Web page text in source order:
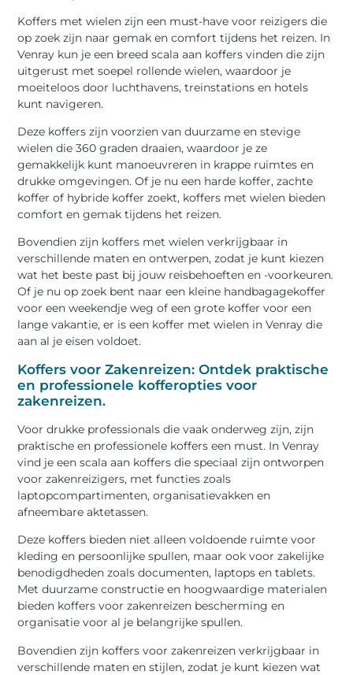
Koffers met wielen zijn een must-have voor reizigers die
op zoek zijn naar gemak en comfort tijdens het reizen. In
Venray kun je een breed scala aan koffers vinden die zijn
uitgerust met soepel rollende wielen, waardoor je
moeiteloos door luchthavens, treinstations en hotels
kunt navigeren.
Deze koffers zijn voorzien van duurzame en stevige
wielen die 360 graden draaien, waardoor je ze
gemakkelijk kunt manoeuvreren in krappe ruimtes en
drukke omgevingen. Of je nu een harde koffer, zachte
koffer of hybride koffer zoekt, koffers met wielen bieden
comfort en gemak tijdens het reizen.
Bovendien zijn koffers met wielen verkrijgbaar in
verschillende maten en ontwerpen, zodat je kunt kiezen
wat het beste past bij jouw reisbehoeften en -voorkeuren.
Of je nu op zoek bent naar een kleine handbagagekoffer
voor een weekendje weg of een grote koffer voor een
lange vakantie, er is een koffer met wielen in Venray die
aan al je eisen voldoet.
Koffers voor Zakenreizen: Ontdek praktische
en professionele kofferopties voor
zakenreizen.
Voor drukke professionals die vaak onderweg zijn, zijn
praktische en professionele koffers een must. In Venray
vind je een scala aan koffers die speciaal zijn ontworpen
voor zakenreizigers, met functies zoals
laptopcompartimenten, organisatievakken en
afneembare aktetassen.
Deze koffers bieden niet alleen voldoende ruimte voor
kleding en persoonlijke spullen, maar ook voor zakelijke
benodigdheden zoals documenten, laptops en tablets.
Met duurzame constructie en hoogwaardige materialen
bieden koffers voor zakenreizen bescherming en
organisatie voor al je belangrijke spullen.
Bovendien zijn koffers voor zakenreizen verkrijgbaar in
verschillende maten en stijlen, zodat je kunt kiezen wat